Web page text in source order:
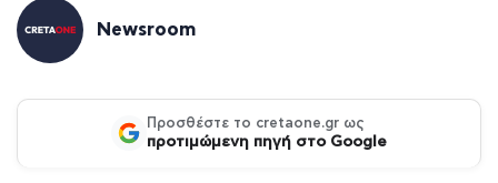
Newsroom
Προσθέστε το cretaone.gr ως
προτιμώμενη πηγή στο Google